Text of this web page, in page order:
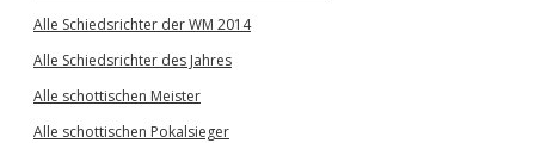
Alle Schiedsrichter der WM 2014
Alle Schiedsrichter des Jahres
Alle schottischen Meister
Alle schottischen Pokalsieger